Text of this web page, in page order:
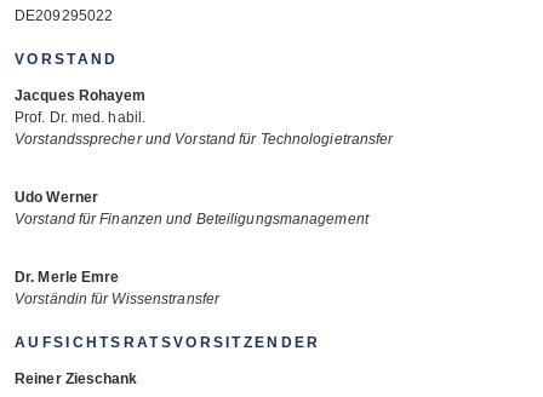
DE209295022
VORSTAND
Jac­ques Roh­ayem
Prof. Dr. med. habil.
Vor­stands­spre­cher und Vor­stand für Technologietransfer
Udo Wer­ner
Vor­stand für Finan­zen und Beteiligungsmanagement
Dr. Merle Emre
Vor­stän­din für Wissenstransfer
AUFSICHTSRATSVORSITZENDER
Rei­ner Zieschank